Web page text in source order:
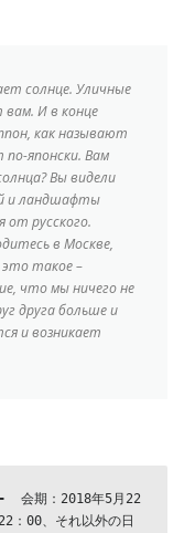
солнце. Уличные
И в конце
как называют
японски. Вам
Вы видели
и ландшафты
русского.
в Москве,
это такое –
что мы ничего не
друга больше и
и возникает
会期：2018年5月22
00、それ以外の日